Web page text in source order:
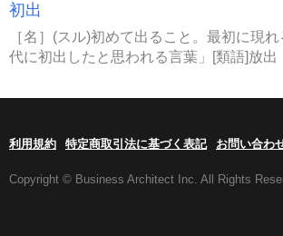
初出
［名］(スル)初めて出ること。最初に現
代に初出したと思われる言葉」[類語]放出
利用規約 特定商取引法に基づく表記 お問い合わ
Copyright © Business Architect Inc. All Rights